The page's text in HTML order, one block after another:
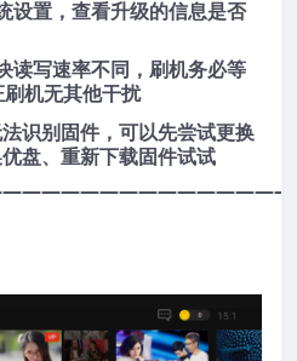
设置，查看升级的信息是否
读写速率不同，刷机务必等
机无其他干扰
识别固件，可以先尝试更换
盘、重新下载固件试试